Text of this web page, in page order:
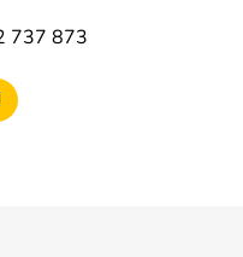
737 873